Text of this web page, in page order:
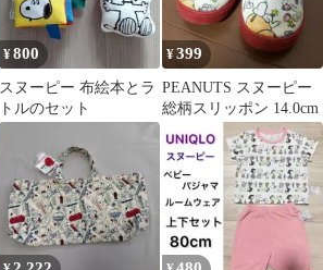
¥800
スヌーピー 布絵本とラ
トルのセット
¥399
PEANUTS スヌーピー
総柄スリッポン 14.0cm